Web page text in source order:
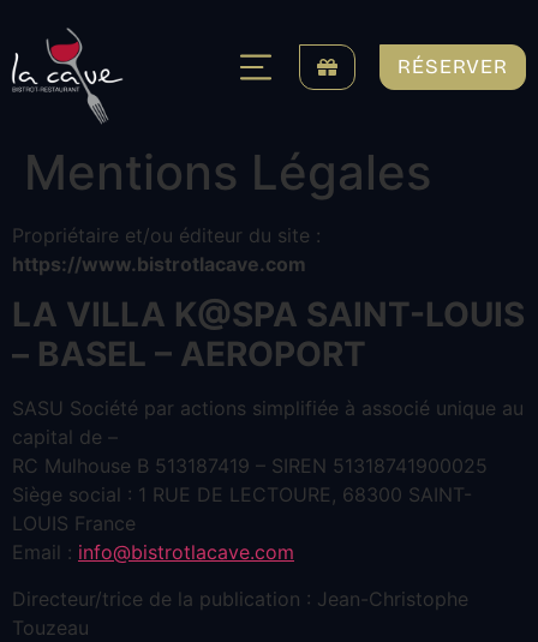
RÉSERVER
Mentions Légales
Propriétaire et/ou éditeur du site :
https://www.bistrotlacave.com
LA VILLA K@SPA SAINT-LOUIS
– BASEL – AEROPORT
SASU Société par actions simplifiée à associé unique au
capital de –
RC Mulhouse B 513187419 – SIREN 51318741900025
Siège social : 1 RUE DE LECTOURE, 68300 SAINT-
LOUIS France
Email : info@bistrotlacave.com
Directeur/trice de la publication : Jean-Christophe
Touzeau